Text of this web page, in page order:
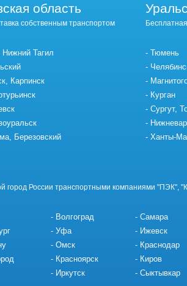
область
собственным транспортом
Нижний Тагил
Карпинск
Березовский
Тюмень
Курган
Сургут,
Ханты-
город России транспортными компаниями "ПЭК",
Волгоград
Уфа
Омск
Красноярск
Иркутск
Самара
Ижевск
Краснодар
Киров
Сыктывкар